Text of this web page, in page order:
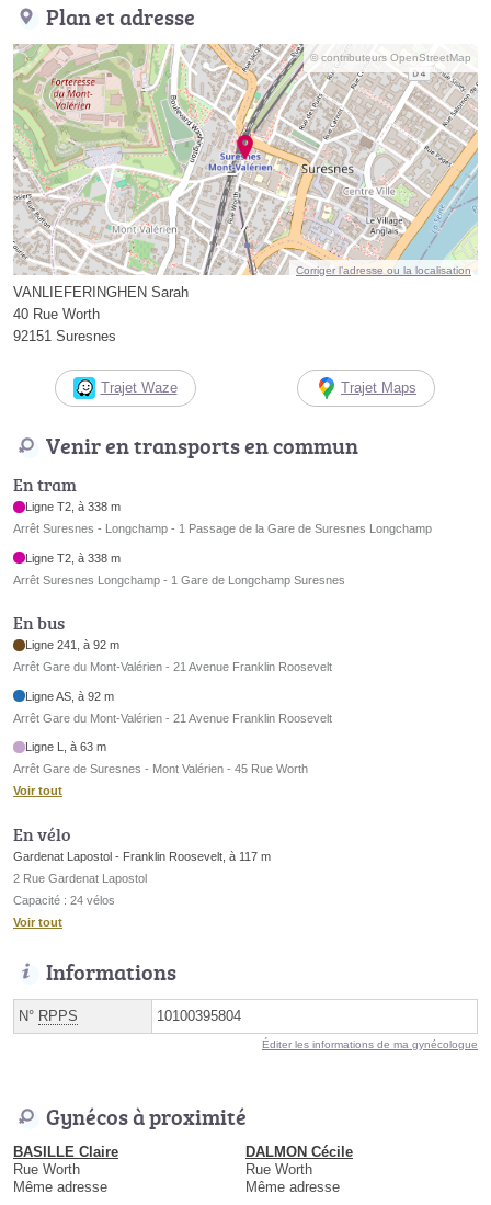
Plan et adresse
© contributeurs OpenStreetMap
Corriger l’adresse ou la localisation
VANLIEFERINGHEN Sarah
40 Rue Worth
92151 Suresnes
Trajet Waze Trajet Maps
Venir en transports en commun
En tram
Ligne T2, à 338 m
Arrêt Suresnes - Longchamp - 1 Passage de la Gare de Suresnes Longchamp
Ligne T2, à 338 m
Arrêt Suresnes Longchamp - 1 Gare de Longchamp Suresnes
En bus
Ligne 241, à 92 m
Arrêt Gare du Mont-Valérien - 21 Avenue Franklin Roosevelt
Ligne AS, à 92 m
Arrêt Gare du Mont-Valérien - 21 Avenue Franklin Roosevelt
Ligne L, à 63 m
Arrêt Gare de Suresnes - Mont Valérien - 45 Rue Worth
Voir tout
En vélo
Gardenat Lapostol - Franklin Roosevelt, à 117 m
2 Rue Gardenat Lapostol
Capacité : 24 vélos
Voir tout
Informations
N° RPPS 10100395804
Éditer les informations de ma gynécologue
Gynécos à proximité
BASILLE Claire
Rue Worth
Même adresse
DALMON Cécile
Rue Worth
Même adresse